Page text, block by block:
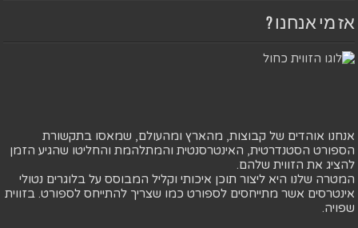
אז מי אנחנו ?
אנחנו אוהדים של קבוצות, מהארץ ומהעולם, שמאסו בתקשורת
הספורט הסטנדרטית, האינטרסנטית והמתלהמת והחליטו שהגיע הזמן
להציג את הזווית שלהם.
המטרה שלנו היא ליצור תוכן איכותי וקליל המבוסס על בלוגרים נטולי
אינטרסים אשר מתייחסים לספורט כמו שצריך להתייחס לספורט. בזווית
שפויה.